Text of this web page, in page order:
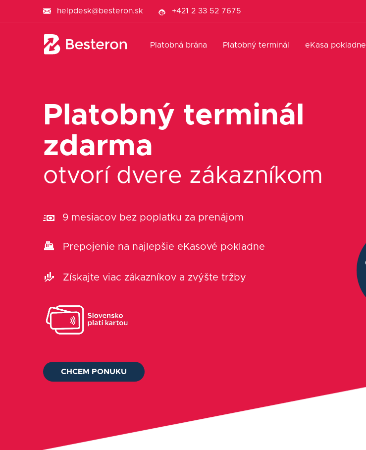
helpdesk@besteron.sk +421 2 33 52 7675
eKasa pokladne
Platobný terminál
Platobná brána
Platobný terminál
zdarma
otvorí dvere zákazníkom
9 mesiacov bez poplatku za prenájom
Prepojenie na najlepšie eKasové pokladne
Získajte viac zákazníkov a zvýšte tržby
CHCEM PONUKU